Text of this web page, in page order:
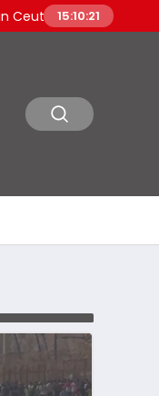
Sınırında Göçmen
15:10:22